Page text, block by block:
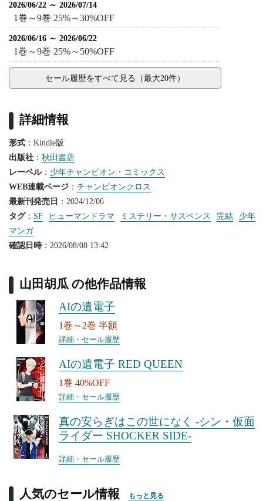
2026/06/22 ～ 2026/07/14
1巻～9巻 25%～30%OFF
2026/06/16 ～ 2026/06/22
1巻～9巻 25%～50%OFF
セール履歴をすべて見る（最大20件）
詳細情報
形式 ：Kindle版
出版社 ： 秋田書店
レーベル： 少年チャンピオン・コミックス
WEB連載ページ ： チャンピオンクロス
最新刊発売日 ：2024/12/06
タグ： SF ヒューマンドラマ ミステリー・サスペンス 完結
少年
マンガ
確認日時：2026/08/08 13:42
山田胡瓜 の他作品情報
AIの遺電子
1巻～2巻 半額
詳細・セール履歴
AIの遺電子 RED QUEEN
1巻 40%OFF
詳細・セール履歴
真の安らぎはこの世になく -シン・仮面
ライダー SHOCKER SIDE-
詳細・セール履歴
人気のセール情報 もっと見る